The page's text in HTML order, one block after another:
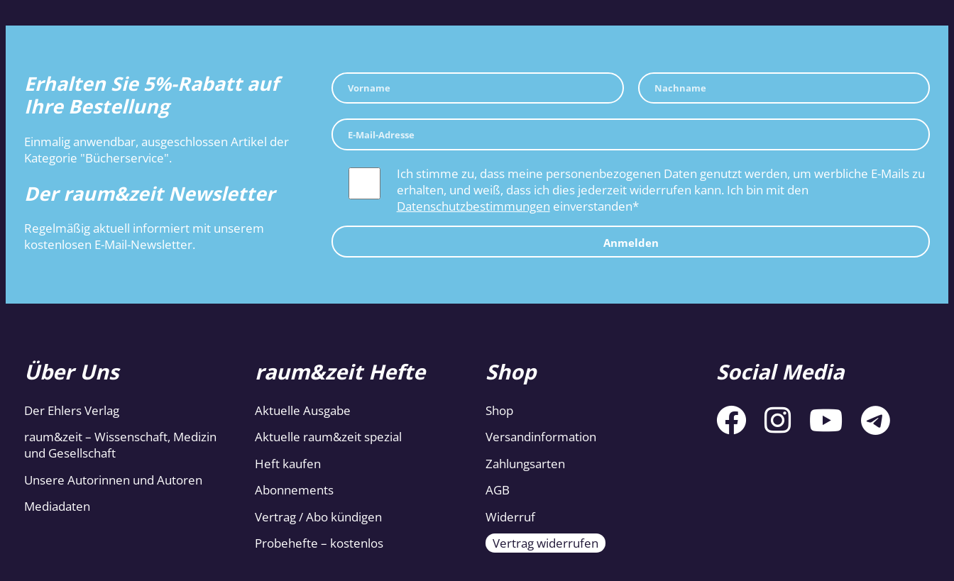
Erhalten Sie 5%-Rabatt auf
Ihre Bestellung
Einmalig anwendbar, ausgeschlossen Artikel der
Kategorie "Bücherservice".
Der raum&zeit Newsletter
Regelmäßig aktuell informiert mit unserem
kostenlosen E-Mail-Newsletter.
Ich stimme zu, dass meine personenbezogenen Daten genutzt werden, um werbliche E-Mails zu
erhalten, und weiß, dass ich dies jederzeit widerrufen kann. Ich bin mit den
Datenschutzbestimmungen einverstanden*
Anmelden
Über Uns
Der Ehlers Verlag
raum&zeit – Wissenschaft, Medizin
und Gesellschaft
Unsere Autorinnen und Autoren
Mediadaten
raum&zeit Hefte
Aktuelle Ausgabe
Aktuelle raum&zeit spezial
Heft kaufen
Abonnements
Vertrag / Abo kündigen
Probehefte – kostenlos
Shop
Shop
Versandinformation
Zahlungsarten
AGB
Widerruf
Vertrag widerrufen
Social Media